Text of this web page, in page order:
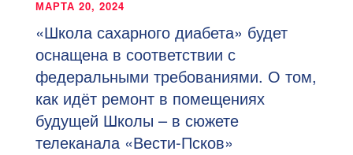
МАРТА 20, 2024
«Школа сахарного диабета» будет
оснащена в соответствии с
федеральными требованиями. О том,
как идёт ремонт в помещениях
будущей Школы – в сюжете
телеканала «Вести-Псков»